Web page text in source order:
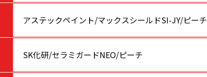
アステックペイント/マックスシールドSI-JY/ピーチ
SK化研/セラミガードNEO/ピーチ